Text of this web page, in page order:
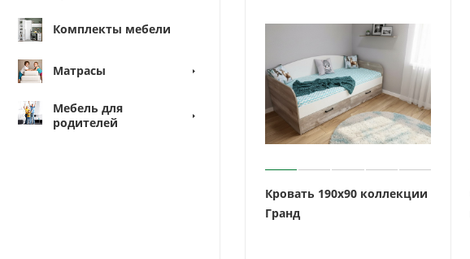
Комплекты мебели
Матрасы
Мебель для
родителей
Кровать 190х90 коллекции
Гранд